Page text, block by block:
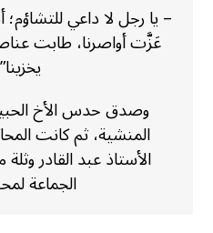
– يا رجل لا داعي للتشاؤم؛
عَزَّت أواصرنا، طابت
وصدق حدس الأخ
المنشية، ثم كانت
الأستاذ عبد القادر
الجماعة